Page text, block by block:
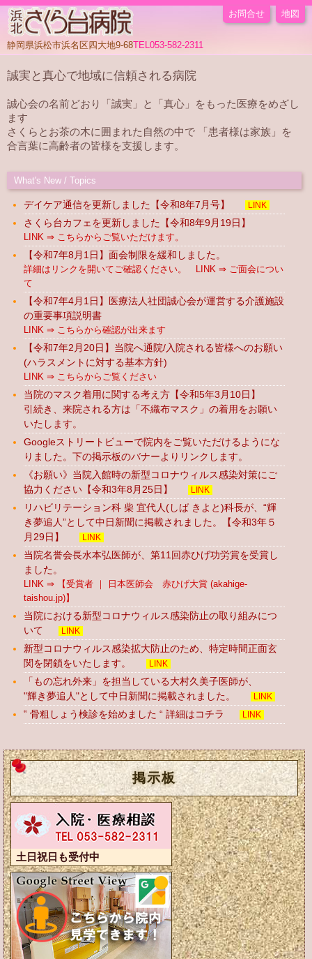
お問合せ 地図
静岡県浜松市浜名区四大地9-68TEL053-582-2311
誠実と真心で地域に信頼される病院
誠心会の名前どおり「誠実」と「真心」をもった医療をめざし
ます
さくらとお茶の木に囲まれた自然の中で 「患者様は家族」を
合言葉に高齢者の皆様を支援します。
What's New / Topics
デイケア通信を更新しました【令和8年7月号】 LINK
さくら台カフェを更新しました【令和8年9月19日】
LINK ⇒ こちらからご覧いただけます。
【令和7年8月1日】面会制限を緩和しました。
詳細はリンクを開いてご確認ください。 LINK ⇒ ご面会につい
て
【令和7年4月1日】医療法人社団誠心会が運営する介護施設
の重要事項説明書
LINK ⇒ こちらから確認が出来ます
【令和7年2月20日】当院へ通院/入院される皆様へのお願い
(ハラスメントに対する基本方針)
LINK ⇒ こちらからご覧ください
当院のマスク着用に関する考え方【令和5年3月10日】
引続き、来院される方は「不織布マスク」の着用をお願い
いたします。
Googleストリートビューで院内をご覧いただけるようにな
りました。下の掲示板のバナーよりリンクします。
《お願い》当院入館時の新型コロナウィルス感染対策にご
協力ください【令和3年8月25日】
LINK
リハビリテーション科 柴 宜代人(しば きよと)科長が、“輝
き夢追人”として中日新聞に掲載されました。【令和3年５
月29日】
LINK
当院名誉会長水本弘医師が、第11回赤ひげ功労賞を受賞し
ました。
LINK ⇒ 【受賞者 ｜ 日本医師会 赤ひげ大賞 (akahige-
taishou.jp)】
当院における新型コロナウィルス感染防止の取り組みにつ
いて
LINK
新型コロナウィルス感染拡大防止のため、特定時間正面玄
関を閉鎖をいたします。
LINK
「もの忘れ外来」を担当している大村久美子医師が、
"輝き夢追人"として中日新聞に掲載されました。
LINK
‟ 骨粗しょう検診を始めました “ 詳細はコチラ LINK
掲示板
土日祝日も受付中